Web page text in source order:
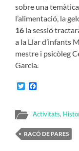
sobre una
l’alimentació, la
16 la sessió
a la Llar d’infants
mestre i psicòleg
Garcia.
Twitter
Activitats,
RACÓ DE PARES